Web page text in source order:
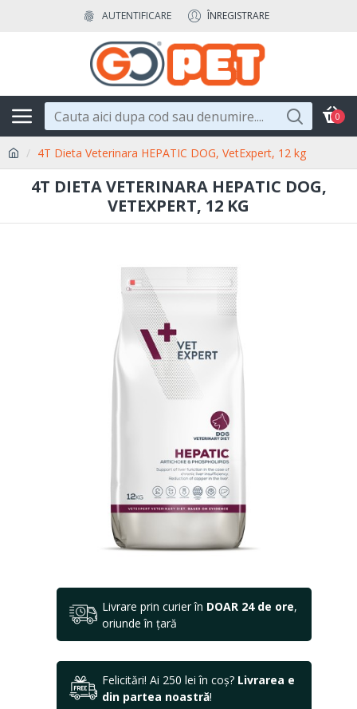
AUTENTIFICARE ÎNREGISTRARE
0
4T Dieta Veterinara HEPATIC DOG, VetExpert, 12 kg
4T DIETA VETERINARA HEPATIC DOG,
VETEXPERT, 12 KG
Livrare prin curier în DOAR 24 de ore,
oriunde în țară
Felicitări! Ai 250 lei în coș? Livrarea e
din partea noastră!